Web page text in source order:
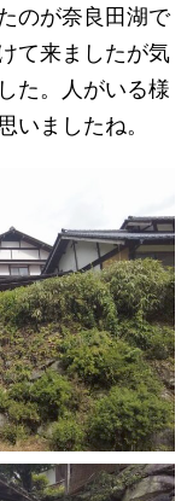
のが奈良田湖で
て来ましたが気
た。人がいる様
いましたね。